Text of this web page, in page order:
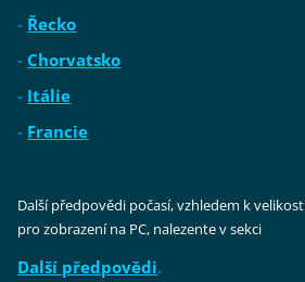
- Řecko
- Chorvatsko
- Itálie
- Francie
Další předpovědi počasí, vzhledem k
pro zobrazení na PC, nalezente v sekci
Další předpovědi.